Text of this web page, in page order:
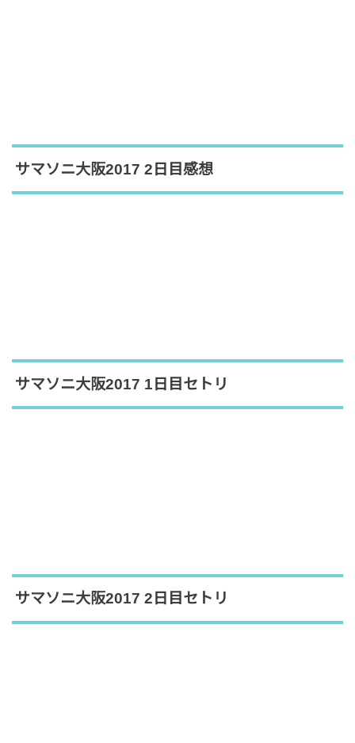
サマソニ大阪2017 2日目感想
サマソニ大阪2017 1日目セトリ
サマソニ大阪2017 2日目セトリ